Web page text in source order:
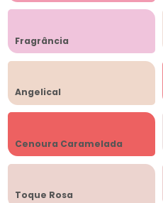
Fragrância
Angelical
Cenoura Caramelada
Toque Rosa